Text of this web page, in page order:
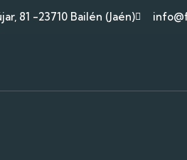
81 -23710 Bailén (Jaén)